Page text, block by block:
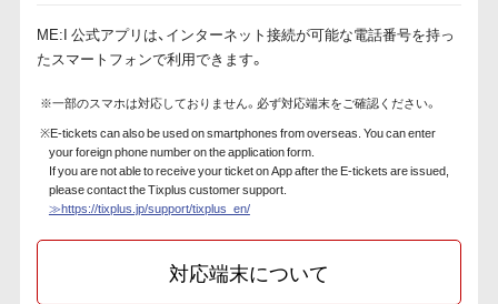
ME:I 公式アプリは、インターネット接続が可能な電話番号を持っ
たスマートフォンで利用できます。
※一部のスマホは対応しておりません。必ず対応端末をご確認ください。
※E-tickets can also be used on smartphones from overseas. You can enter
your foreign phone number on the application form.
If you are not able to receive your ticket on App after the E-tickets are issued,
please contact the Tixplus customer support.
≫https://tixplus.jp/support/tixplus_en/
対応端末について